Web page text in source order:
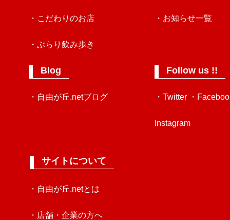
・こだわりのお店
・ぶらり飲み歩き
Blog
・自由が丘.netブログ
・お知らせ一覧
Follow us !!
・Twitter ・
Instagram
サイトについて
・自由が丘.netとは
・店舗・企業の方へ